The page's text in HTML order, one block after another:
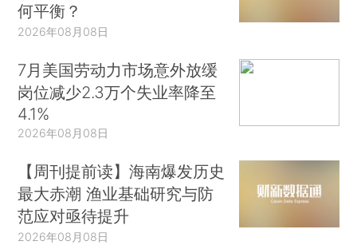
何平衡？
2026年08月08日
7月美国劳动力市场意外放缓
岗位减少2.3万个失业率降至
4.1%
2026年08月08日
【周刊提前读】海南爆发历史
最大赤潮 渔业基础研究与防
范应对亟待提升
2026年08月08日